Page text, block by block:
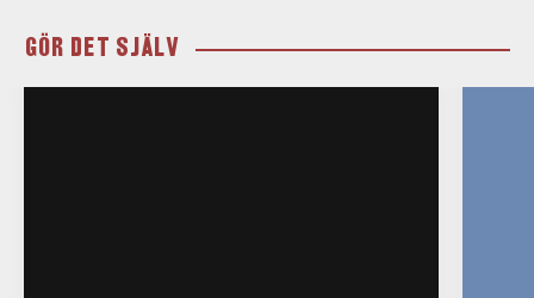
GÖR DET SJÄLV